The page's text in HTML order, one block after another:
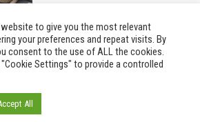
บนักเดินทาง
to give you the most relevant
your preferences and repeat visits. By
consent to the use of ALL the cookies.
Settings" to provide a controlled
All